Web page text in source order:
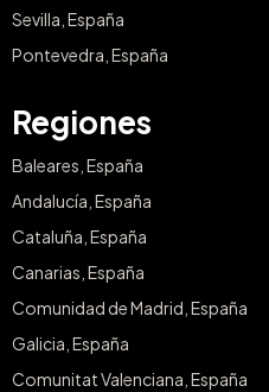
Sevilla, España
Pontevedra, España
Regiones
Baleares, España
Andalucía, España
Cataluña, España
Canarias, España
Comunidad de Madrid, España
Galicia, España
Comunitat Valenciana, España